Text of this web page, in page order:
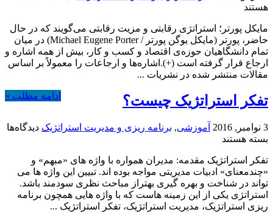
استراتژی
رقابتی
و
مزیت
هستند
مایکل پورتر؛ استراتژی رقابتی و مزیت رقابتی می‌گویند که در حال
حاضر، پورتر (مایکل یوگن پورتر / Michael Eugene Porter) در میان
تمام دانشگاهیان حوزه‌ی اقتصاد و کسب و کار، بیش از همه اشاره و
ارجاع قرار گرفته است (+).اشاره‌ها و ارجاعات را معمولاً بر اساس
مقالات منتشر شده در نشریات ...
ادامه مطلب » تفکر استراتژیک چیست؟
3 نوامبر, 2016 آموزشی, برنامه ریزی و مدیریت استراتژیک دیدگاه‌ها
برای
استراتژیک
چیست؟
بسته هستند
تفکر استراتژیک مقدمه: مدیران همواره با واژه های «مبهم» و
«چندمعنای» ادبیات مدیریتی مواجه بوده اند. تبیین این واژه ها می
تواند در شناخت و بهره گیری بهتراز مباحث نظری سودمند باشد.
استراتژی یکی از این زمینه هاست که با واژه هایی همچون برنامه
ریزی استراتژیک، مدیریت استراتژیک، تفکر استراتژیک ...